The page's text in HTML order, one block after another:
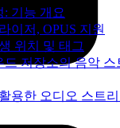
: 기능 개요
이저, OPUS 지원
위치 및 태그
드 저장소의 음악 스
활용한 오디오 스트